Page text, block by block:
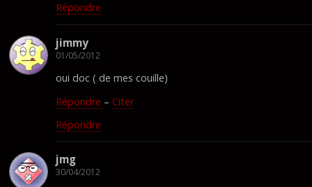
Répondre
jimmy
01/05/2012
oui doc ( de mes couille)
Répondre – Citer
Répondre
jmg
30/04/2012